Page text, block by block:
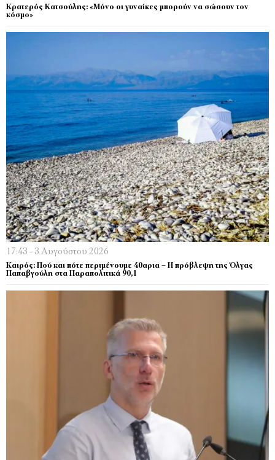
Κρατερός Κατσούλης: «Μόνο οι γυναίκες µπορούν να σώσουν τον
κόσµο»
17:43 - 3 Αυγούστου 2026
Καιρός: Πού και πότε περιμένουμε 40αρια – Η πρόβλεψη της Όλγας
Παπαβγούλη στα Παραπολιτικά 90,1